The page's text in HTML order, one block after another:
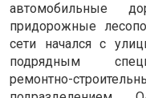
автомобильные
придорожные
сети начался с
подрядным
ремонтно-